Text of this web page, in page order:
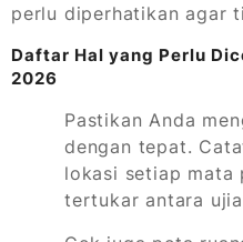
perlu diperhatikan agar
Daftar Hal yang Perlu
2026
Pastikan Anda
dengan tepat.
lokasi setiap mata
tertukar antara